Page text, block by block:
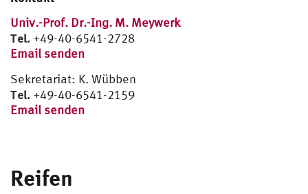
Mitarbeiter Labor
Crash
Mensch-Fahrzeug-Interaktionen
Alternative Antriebssysteme
Dynamik von Fahrzeugen, dyn. Verhalten von
Publikationen 2000 – heute
Publikationen 1991 – 1999
Promotionen
Engineering Mechanics
Practical Training
Vehicle Dynamics
CA-Techniken
Vorlesungen Master
Terramechanics and Offroad Vehicle Engineering
Grundlagen CAE-Methoden
Fahrzeugtechnik I und II
CAE-Methoden in der Fahrzeugentwicklung
Labore/Praktika
Practical Training
Vertiefungslabor Fahrzeugtechnik
Studentische Arbeiten
Fahrzeug
Rollenprüfstand
Leistungsprüfanlage
Schwingungsprüfstand
Fahrsimulatoren
Dynamischer Fahrsimulator
Statischer Fahrsimulator
Simulation (CAE)
Komponenten
Außentrommel-Prüfstand
Crash-Komponentenanlagen
Univ.-Prof. Dr.-Ing. M. Meywerk
Tel. +49-40-6541-2728
Email senden
Sekretariat: K. Wübben
Tel. +49-40-6541-2159
Email senden
Reifen